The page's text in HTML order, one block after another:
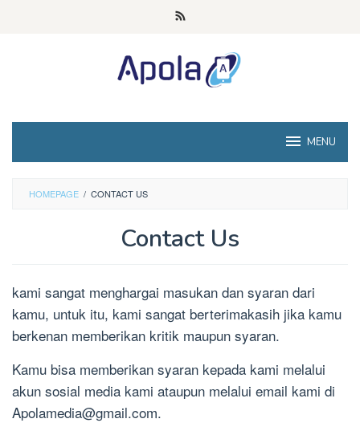
MENU
HOMEPAGE / CONTACT US
Contact Us
pada
Agustus
5,
2021
kami sangat menghargai masukan dan syaran dari
kamu, untuk itu, kami sangat berterimakasih jika kamu
berkenan memberikan kritik maupun syaran.
Kamu bisa memberikan syaran kepada kami melalui
akun sosial media kami ataupun melalui email kami di
Apolamedia@gmail.com.